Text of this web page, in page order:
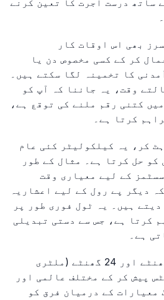
ساتھ درست اجرت کا تعین کرنے
بھی اس اوقات کار
کر کے کسی مخصوص دن یا
کا تخمینہ لگا سکتے ہیں۔
وقت، یہ جاننا کہ آپ کو
کتنی رقم ملنے کی توقع ہے،
کرتا ہے۔
کر، یہ کیلکولیٹر کئی عام
کو حل کرتا ہے۔ مثال کے طور
کے لیے معیاری وقت
دیگر پے رول کے لیے اعشاریہ
دیتے ہیں۔ یہ ٹول فوری طور پر
کرتا ہے، جس سے دستی تبدیلی
ہے۔
مزید برآں، یہ 12 گھنٹے اور 24 گھنٹے (ملٹری
پیش کر کے مختلف عالمی اور
معیارات کے درمیان فرق کو